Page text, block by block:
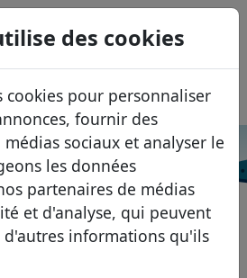
des cookies
cookies pour personnaliser
fournir des
sociaux et analyser le
les données
partenaires de médias
et d'analyse, qui peuvent
d'autres informations qu'ils
de domaines
Recherche